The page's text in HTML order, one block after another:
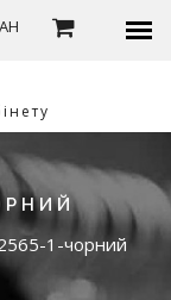
1-чорний